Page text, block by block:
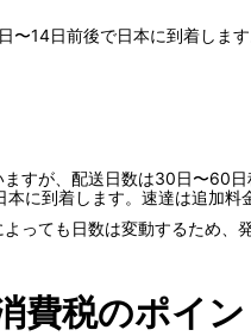
〜14日前後で日本に到着しま
すが、配送日数は30日〜60
に到着します。速達は追加
っても日数は変動するため、
費税のポイン